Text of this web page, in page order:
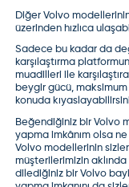
Diğer Volvo
üzerinden hızlıca
Sadece bu kadar da
karşılaştırma
muadilleri ile
beygir gücü,
konuda
Beğendiğiniz bir Volvo
yapma imkânım olsa
Volvo modellerinin
müşterilerimizin
dilediğiniz bir Volvo